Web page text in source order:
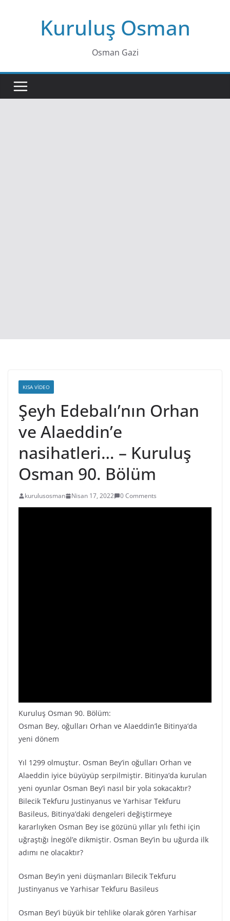
Kuruluş Osman
Osman Gazi
KISA VIDEO
Şeyh Edebalı’nın Orhan
ve Alaeddin’e
nasihatleri… – Kuruluş
Osman 90. Bölüm
kurulusosman Nisan 17, 2022 0 Comments
Kuruluş Osman 90. Bölüm:
Osman Bey, oğulları Orhan ve Alaeddin’le Bitinya’da
yeni dönem
Yıl 1299 olmuştur. Osman Bey’in oğulları Orhan ve
Alaeddin iyice büyüyüp serpilmiştir. Bitinya’da kurulan
yeni oyunlar Osman Bey’i nasıl bir yola sokacaktır?
Bilecik Tekfuru Justinyanus ve Yarhisar Tekfuru
Basileus, Bitinya’daki dengeleri değiştirmeye
kararlıyken Osman Bey ise gözünü yıllar yılı fethi için
uğraştığı İnegöl’e dikmiştir. Osman Bey’in bu uğurda ilk
adımı ne olacaktır?
Osman Bey’in yeni düşmanları Bilecik Tekfuru
Justinyanus ve Yarhisar Tekfuru Basileus
Osman Bey’i büyük bir tehlike olarak gören Yarhisar